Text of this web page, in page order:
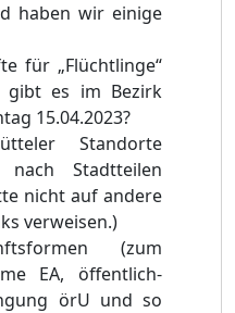
haben wir einige
für „Flüchtlinge“
gibt es im Bezirk
15.04.2023?
Standorte
nach Stadtteilen
nicht auf andere
verweisen.)
(zum
EA, öffentlich-
örU und so